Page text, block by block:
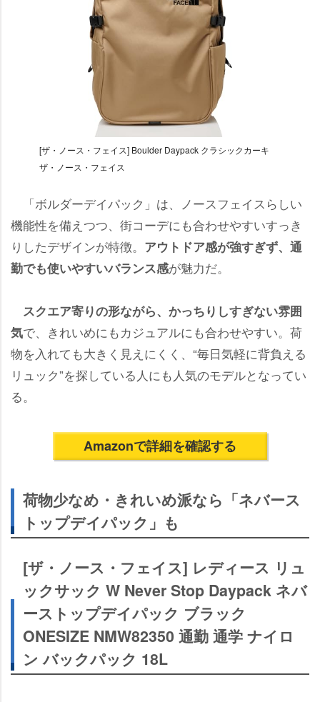
[ザ・ノース・フェイス] Boulder Daypack クラシックカーキ
ザ・ノース・フェイス
「ボルダーデイパック」は、ノースフェイスらしい
機能性を備えつつ、街コーデにも合わせやすいすっき
りしたデザインが特徴。 アウトドア感が強すぎず、通
勤でも使いやすいバランス感が魅力だ。
スクエア寄りの形ながら、かっちりしすぎない雰囲
気で、きれいめにもカジュアルにも合わせやすい。荷
物を入れても大きく見えにくく、“毎日気軽に背負える
リュック”を探している人にも人気のモデルとなってい
る。
Amazonで詳細を確認する
荷物少なめ・きれいめ派なら「ネバース
トップデイパック」も
[ザ・ノース・フェイス] レディース リュ
ックサック W Never Stop Daypack ネバ
ーストップデイパック ブラック
ONESIZE NMW82350 通勤 通学 ナイロ
ン バックパック 18L